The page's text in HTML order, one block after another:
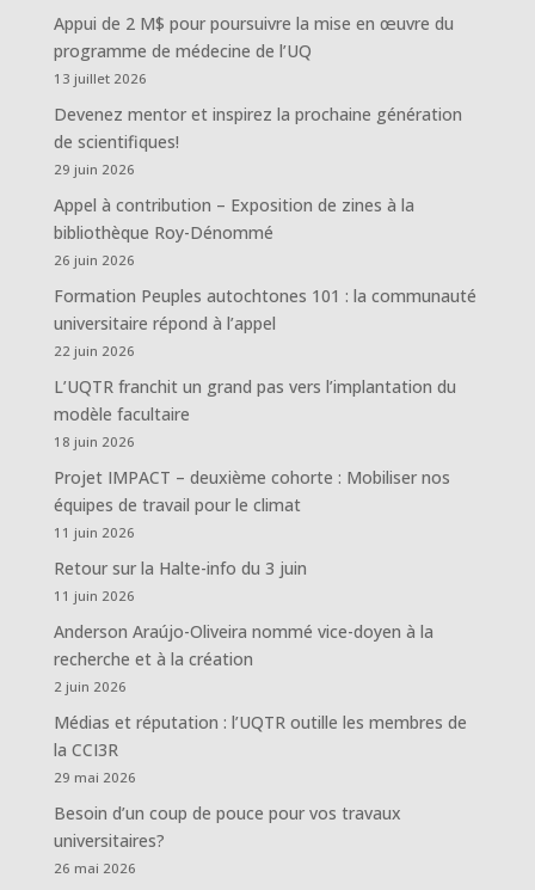
Appui de 2 M$ pour poursuivre la mise en œuvre du
programme de médecine de l’UQ
13 juillet 2026
Devenez mentor et inspirez la prochaine génération
de scientifiques!
29 juin 2026
Appel à contribution – Exposition de zines à la
bibliothèque Roy-Dénommé
26 juin 2026
Formation Peuples autochtones 101 : la communauté
universitaire répond à l’appel
22 juin 2026
L’UQTR franchit un grand pas vers l’implantation du
modèle facultaire
18 juin 2026
Projet IMPACT – deuxième cohorte : Mobiliser nos
équipes de travail pour le climat
11 juin 2026
Retour sur la Halte-info du 3 juin
11 juin 2026
Anderson Araújo-Oliveira nommé vice-doyen à la
recherche et à la création
2 juin 2026
Médias et réputation : l’UQTR outille les membres de
la CCI3R
29 mai 2026
Besoin d’un coup de pouce pour vos travaux
universitaires?
26 mai 2026